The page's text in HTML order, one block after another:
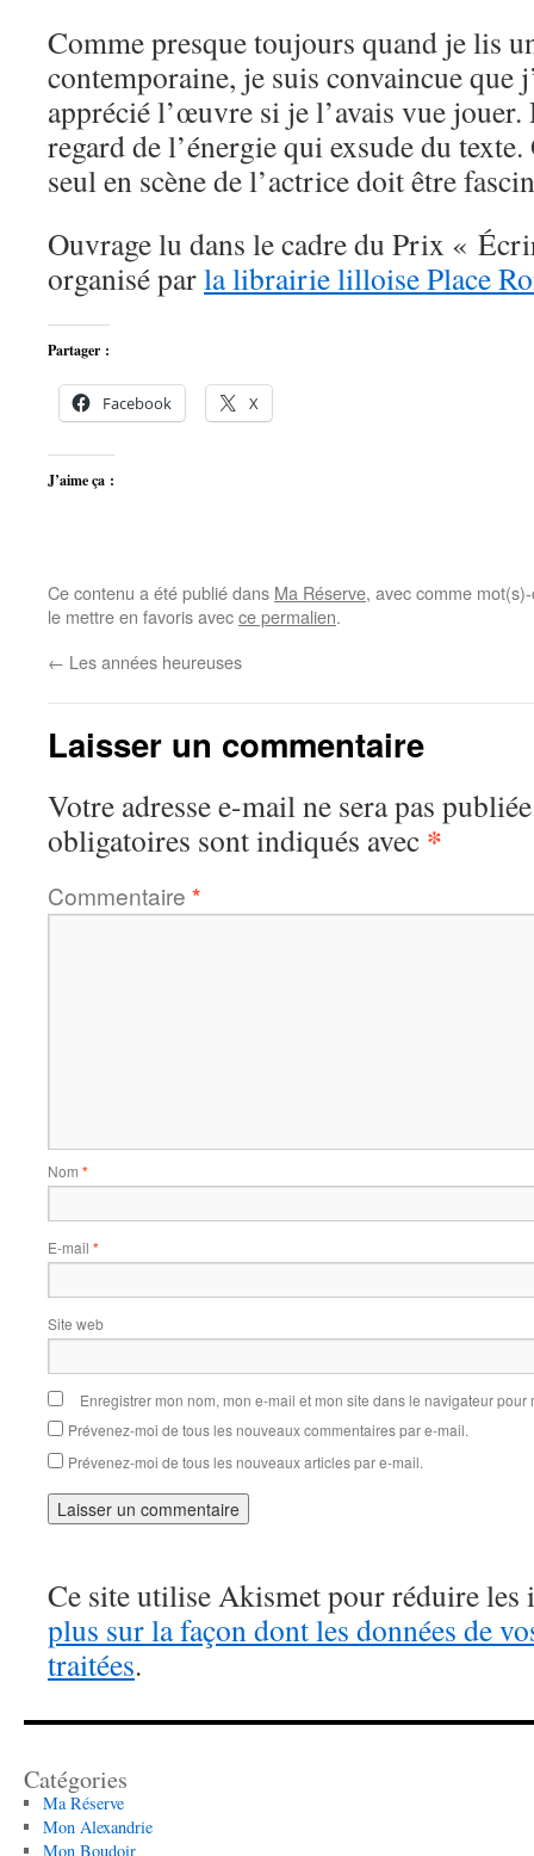
Comme presque toujours quand je lis
contemporaine, je suis convaincue que
apprécié l’œuvre si je l’avais vue jouer.
regard de l’énergie qui exsude du
seul en scène de l’actrice doit être
Ouvrage lu dans le cadre du Prix «
organisé parla librairie lilloise Place
Partager :
Facebook X
J’aime ça :
Ce contenu a été publié dans Ma Réserve, avec comme
le mettre en favoris avecce permalien.
← Les années heureuses
Laisser un commentaire
Votre adresse e-mail ne sera pas
obligatoires sont indiqués avec *
Commentaire *
Nom *
E-mail *
Site web
Enregistrer mon nom, mon e-mail et mon site dans le navigateur
Prévenez-moi de tous les nouveaux commentaires par e-mail.
Prévenez-moi de tous les nouveaux articles par e-mail.
Ce site utilise Akismet pour réduire les
plus sur la façon dont les données de
traitées.
Catégories
Ma Réserve
Mon Alexandrie
Mon Boudoir